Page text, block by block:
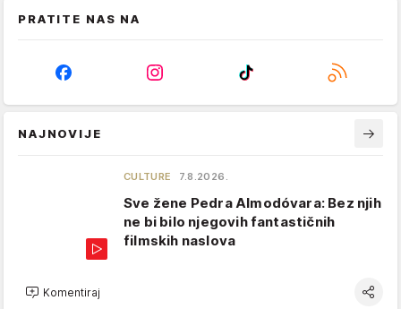
PRATITE NAS NA
NAJNOVIJE
CULTURE 7.8.2026.
Sve žene Pedra Almodóvara: Bez njih
ne bi bilo njegovih fantastičnih
filmskih naslova
Komentiraj